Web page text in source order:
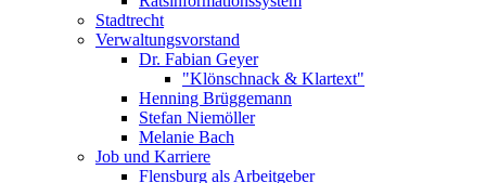
Stadtrecht
Verwaltungsvorstand
Dr. Fabian Geyer
"Klönschnack & Klartext"
Henning Brüggemann
Stefan Niemöller
Melanie Bach
Job und Karriere
Flensburg als Arbeitgeber